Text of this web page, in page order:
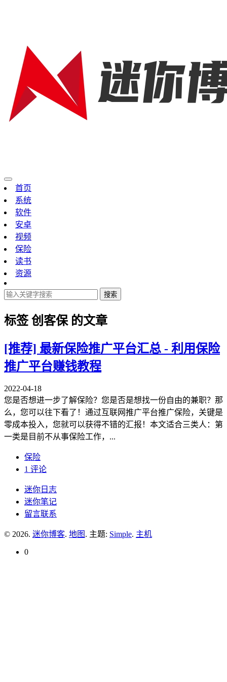
首页
系统
软件
安卓
视频
保险
读书
资源
搜索
标签创客保 的文章
[推荐] 最新保险推广平台汇总 - 利用保险
推广平台赚钱教程
2022-04-18
您是否想进一步了解保险？您是否是想找一份自由的兼职？那
么，您可以往下看了！通过互联网推广平台推广保险，关键是
零成本投入，您就可以获得不错的汇报！本文适合三类人：第
一类是目前不从事保险工作，...
保险
1 评论
迷你日志
迷你笔记
留言联系
© 2026. 迷你博客. 地图 . 主题: Simple. 主机
0